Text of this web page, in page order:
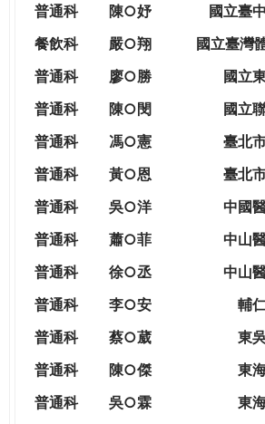
WAGOR
TODAY
WORLD
TOMORROW
CITIZENSHIP
普通科
陳○妤
國立臺
餐飲科
嚴○翔 國立臺灣
普通科
廖○勝
國立
普通科
陳○閔
國立
普通科
馮○憲
臺北
普通科
黃○恩
臺北
普通科 吳○洋
中國
普通科
蕭○菲
中山
普通科
徐○丞
中山
普通科
李○安
輔
普通科
蔡○葳
東
普通科
陳○傑
東
普通科
吳○霖
東